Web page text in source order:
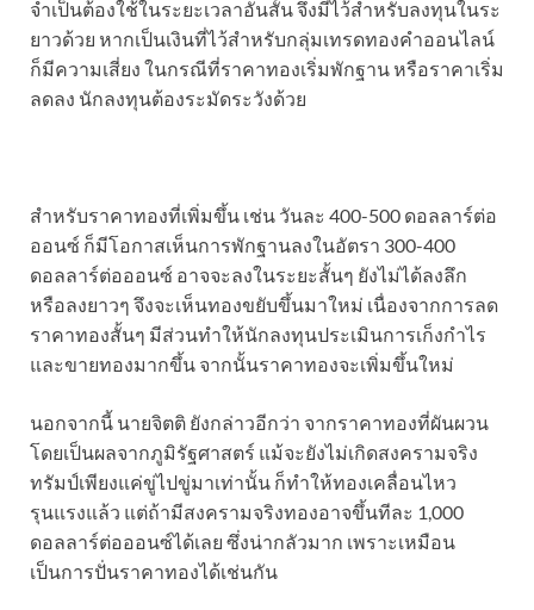
จำเป็นต้องใช้ในระยะเวลาอันสั้น จึงมีไว้สำหรับลงทุนในระ
ยาวด้วย หากเป็นเงินที่ไว้สำหรับกลุ่มเทรดทองคำออนไลน์
ก็มีความเสี่ยง ในกรณีที่ราคาทองเริ่มพักฐาน หรือราคาเริ่ม
ลดลง นักลงทุนต้องระมัดระวังด้วย
สำหรับราคาทองที่เพิ่มขึ้น เช่น วันละ 400-500 ดอลลาร์ต่อ
ออนซ์ ก็มีโอกาสเห็นการพักฐานลงในอัตรา 300-400
ดอลลาร์ต่อออนซ์ อาจจะลงในระยะสั้นๆ ยังไม่ได้ลงลึก
หรือลงยาวๆ จึงจะเห็นทองขยับขึ้นมาใหม่ เนื่องจากการลด
ราคาทองสั้นๆ มีส่วนทำให้นักลงทุนประเมินการเก็งกำไร
และขายทองมากขึ้น จากนั้นราคาทองจะเพิ่มขึ้นใหม่
นอกจากนี้ นายจิตติ ยังกล่าวอีกว่า จากราคาทองที่ผันผวน
โดยเป็นผลจากภูมิรัฐศาสตร์ แม้จะยังไม่เกิดสงครามจริง
ทรัมป์เพียงแค่ขู่ไปขู่มาเท่านั้น ก็ทำให้ทองเคลื่อนไหว
รุนแรงแล้ว แต่ถ้ามีสงครามจริงทองอาจขึ้นทีละ 1,000
ดอลลาร์ต่อออนซ์ได้เลย ซึ่งน่ากลัวมาก เพราะเหมือน
เป็นการปั่นราคาทองได้เช่นกัน